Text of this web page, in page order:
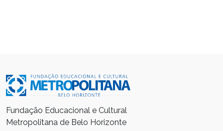
Fundação Educacional e Cultural
Metropolitana de Belo Horizonte